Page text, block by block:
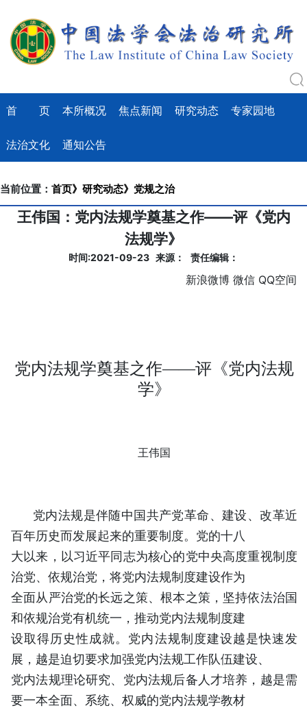
首 页 本所概况 焦点新闻 研究动态 专家园地
法治文化 通知公告
当前位置： 首页》 研究动态》 党规之治
王伟国：党内法规学奠基之作——评《党内
法规学》
时间:2021-09-23 来源： 责任编辑：
新浪微博 微信 QQ空间
党内法规学奠基之作——评《党内法规
学》
王伟国
党内法规是伴随中国共产党革命、建设、改革近
百年历史而发展起来的重要制度。党的十八
大以来，以习近平同志为核心的党中央高度重视制度
治党、依规治党，将党内法规制度建设作为
全面从严治党的长远之策、根本之策，坚持依法治国
和依规治党有机统一，推动党内法规制度建
设取得历史性成就。党内法规制度建设越是快速发
展，越是迫切要求加强党内法规工作队伍建设、
党内法规理论研究、党内法规后备人才培养，越是需
要一本全面、系统、权威的党内法规学教材